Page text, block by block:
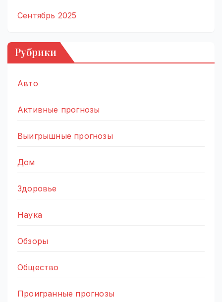
Сентябрь 2025
Рубрики
Авто
Активные прогнозы
Выигрышные прогнозы
Дом
Здоровье
Наука
Обзоры
Общество
Проигранные прогнозы